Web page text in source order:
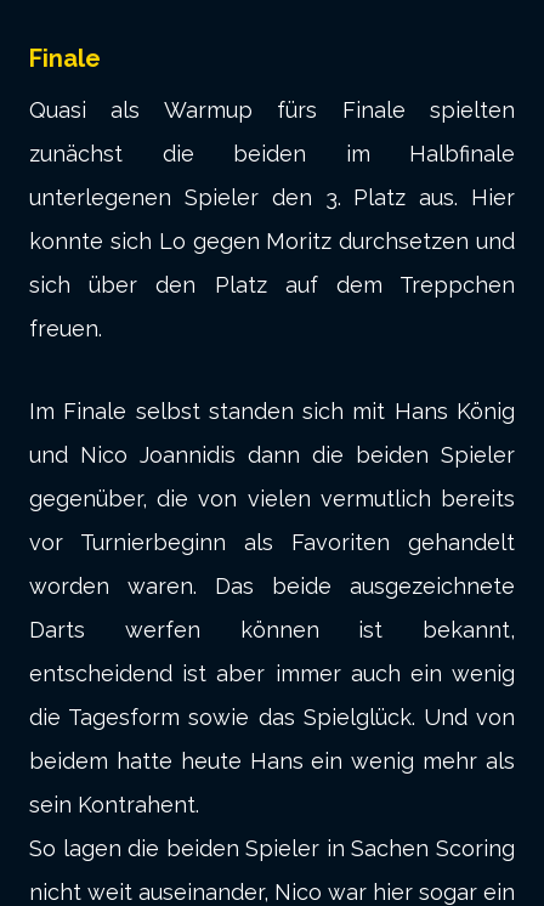
Finale
Quasi als Warmup fürs Finale spielten
zunächst die beiden im Halbfinale
unterlegenen Spieler den 3. Platz aus. Hier
konnte sich Lo gegen Moritz durchsetzen und
sich über den Platz auf dem Treppchen
freuen.
Im Finale selbst standen sich mit Hans König
und Nico Joannidis dann die beiden Spieler
gegenüber, die von vielen vermutlich bereits
vor Turnierbeginn als Favoriten gehandelt
worden waren. Das beide ausgezeichnete
Darts werfen können ist bekannt,
entscheidend ist aber immer auch ein wenig
die Tagesform sowie das Spielglück. Und von
beidem hatte heute Hans ein wenig mehr als
sein Kontrahent.
So lagen die beiden Spieler in Sachen Scoring
nicht weit auseinander, Nico war hier sogar ein